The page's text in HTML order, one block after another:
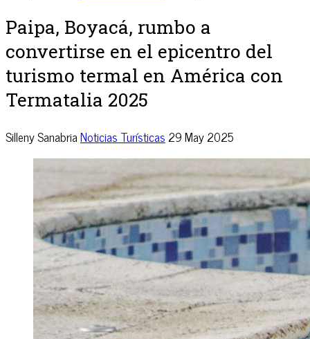
Paipa, Boyacá, rumbo a
convertirse en el epicentro del
turismo termal en América con
Termatalia 2025
Silleny SanabriaNoticias Turísticas 29 May 2025